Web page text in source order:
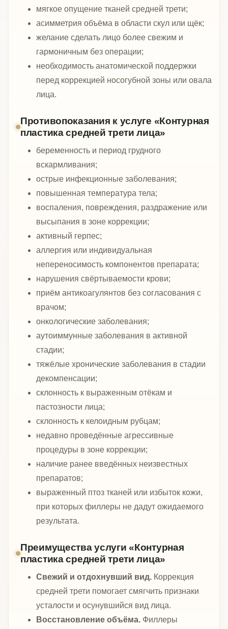
мягкое опущение тканей средней трети;
асимметрия объёма в области скул или щёк;
желание сделать лицо более свежим и
гармоничным без операции;
необходимость анатомической поддержки
перед коррекцией носогубной зоны или овала
лица.
Противопоказания к услуге «Контурная
пластика средней трети лица»
беременность и период грудного
вскармливания;
острые инфекционные заболевания;
повышенная температура тела;
воспаления, повреждения, раздражение или
высыпания в зоне коррекции;
активный герпес;
аллергия или индивидуальная
непереносимость компонентов препарата;
нарушения свёртываемости крови;
приём антикоагулянтов без согласования с
врачом;
онкологические заболевания;
аутоиммунные заболевания в активной
стадии;
тяжёлые хронические заболевания в стадии
декомпенсации;
склонность к выраженным отёкам и
пастозности лица;
склонность к келоидным рубцам;
недавно проведённые агрессивные
процедуры в зоне коррекции;
наличие ранее введённых неизвестных
препаратов;
выраженный птоз тканей или избыток кожи,
при которых филлеры не дадут ожидаемого
результата.
Преимущества услуги «Контурная
пластика средней трети лица»
Свежий и отдохнувший вид. Коррекция
средней трети помогает смягчить признаки
усталости и осунувшийся вид лица.
Восстановление объёма. Филлеры